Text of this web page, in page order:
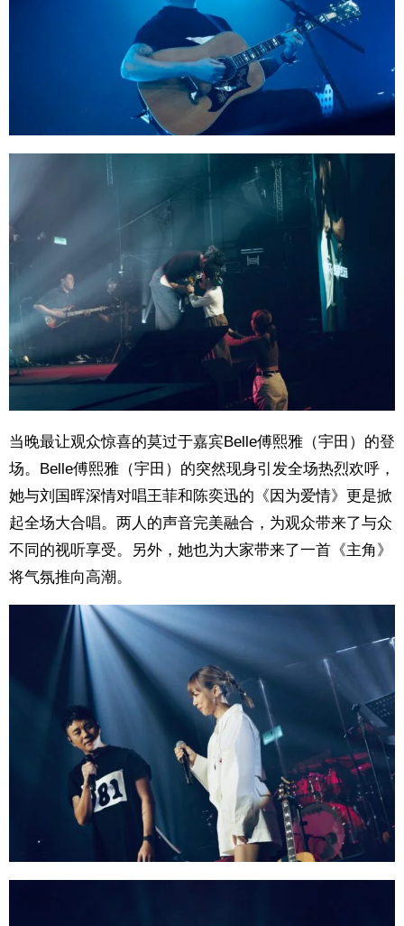
当晚最让观众惊喜的莫过于嘉宾Belle傅熙雅（宇田）的登
场。Belle傅熙雅（宇田）的突然现身引发全场热烈欢呼，
她与刘国晖深情对唱王菲和陈奕迅的《因为爱情》更是掀
起全场大合唱。两人的声音完美融合，为观众带来了与众
不同的视听享受。另外，她也为大家带来了一首《主角》
将气氛推向高潮。